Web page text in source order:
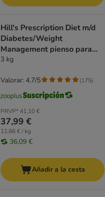
Hill's Prescription Diet m/d
Diabetes/Weight
Management pienso para
gatos
3 kg
PRVP*41,10 €
37,99 €
12,66 € / kg
36,09 €
Valorar: 4.7/5 (175)
Añadir a la cesta